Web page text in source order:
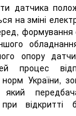
датчика
на зміні
формування
опору
процес
норм України,
відкритті